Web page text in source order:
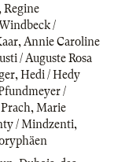
,Regine
/
,Annie Caroline
/ Auguste Rosa
,Hedi / Hedy
/
,Marie
/ Mindzenti,